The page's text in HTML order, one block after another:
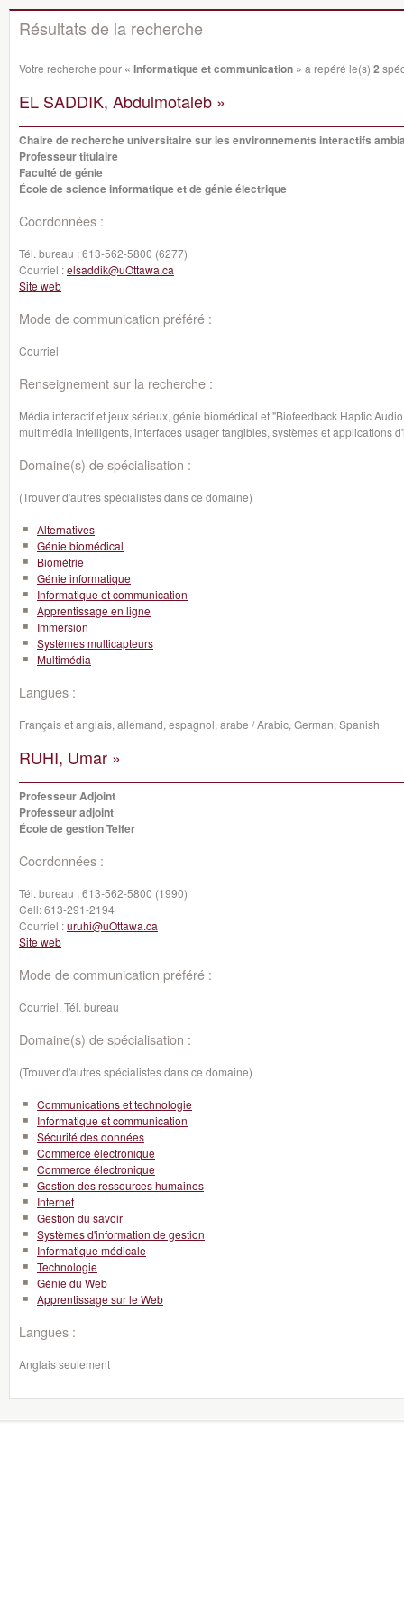
Résultats de la recherche
Votre recherche pour « Informatique et communication » a repéré le(s) 2
EL SADDIK, Abdulmotaleb »
Chaire de recherche universitaire sur les environnements interactifs
Professeur titulaire
Faculté de génie
École de science informatique et de génie électrique
Coordonnées :
Tél. bureau :613-562-5800 (6277)
Courriel :elsaddik@uOttawa.ca
Site web
Mode de communication préféré :
Courriel
Renseignement sur la recherche :
Média interactif et jeux sérieux, génie biomédical et "Biofeedback Haptic
multimédia intelligents, interfaces usager tangibles, systèmes et applications
Domaine(s) de spécialisation :
(Trouver d'autres spécialistes dans ce domaine)
Alternatives
Génie biomédical
Biométrie
Génie informatique
Informatique et communication
Apprentissage en ligne
Immersion
Systèmes multicapteurs
Multimédia
Langues :
Français et anglais, allemand, espagnol, arabe / Arabic, German, Spanish
RUHI, Umar »
Professeur Adjoint
Professeur adjoint
École de gestion Telfer
Coordonnées :
Tél. bureau :613-562-5800 (1990)
Cell:613-291-2194
Courriel :uruhi@uOttawa.ca
Site web
Mode de communication préféré :
Courriel, Tél. bureau
Domaine(s) de spécialisation :
(Trouver d'autres spécialistes dans ce domaine)
Communications et technologie
Informatique et communication
Sécurité des données
Commerce électronique
Commerce électronique
Gestion des ressources humaines
Internet
Gestion du savoir
Systèmes d'information de gestion
Informatique médicale
Technologie
Génie du Web
Apprentissage sur le Web
Langues :
Anglais seulement